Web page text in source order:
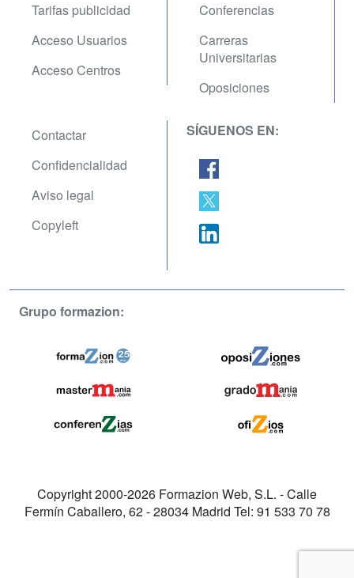
Tarifas publicidad
Acceso Usuarios
Acceso Centros
Conferencias
Carreras
Universitarias
Oposiciones
Contactar
Confidencialidad
Aviso legal
Copyleft
SÍGUENOS EN:
Grupo formazion:
Copyright 2000-2026 Formazion Web, S.L. - Calle
Fermín Caballero, 62 - 28034 Madrid Tel: 91 533 70 78